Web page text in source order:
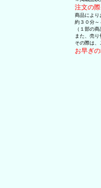
注文の
商品により
約３０分～
（１部の
また、売
その際は
お早ぎ